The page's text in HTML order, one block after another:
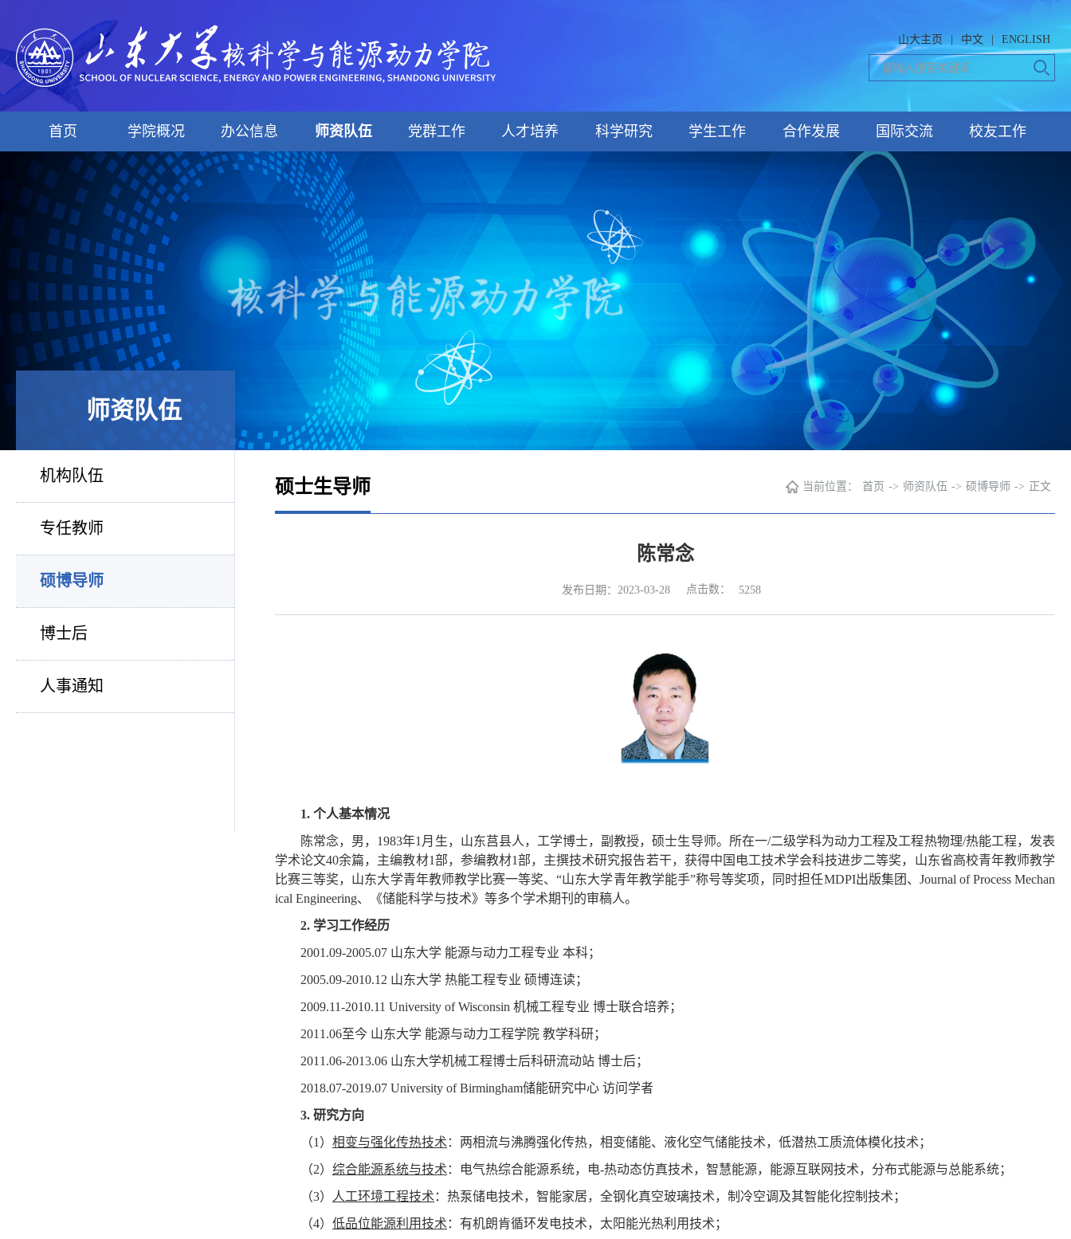
山大主页 中文 ENGLISH
首页 学院概况 办公信息 师资队伍 党群工作 人才培养 科学研究 学生工作 合作发展 国际交流 校友工作
师资队伍
机构队伍
专任教师
硕博导师
博士后
人事通知
硕士生导师 当前位置： 首页 -> 师资队伍 -> 硕博导师 -> 正文
陈常念
发布日期：2023-03-28 点击数： 5258
1. 个人基本情况
陈常念，男， 1983年1 月生，山东莒县人，工学博士，副教授，硕士生导师。所在一/二级学科为动力工程及工程热物理/热能工程，发表
学术论文40余篇，主编教材1部，参编教材1部，主撰技术研究报告若干，获得中国电工技术学会科技进步二等奖，山东省高校青年教师教学
比赛三等奖，山东大学青年教师教学比赛一等奖、“山东大学青年教学能手”称号等奖项，同时担任MDPI出版集团、 Journal of Process Mechan
ical Engineering、《储能科学与技术》等多个学术期刊的审稿人。
2. 学习工作经历
2001.09-2005.07 山东大学 能源与动力工程专业 本科；
2005.09-2010.12 山东大学 热能工程专业 硕博连读；
2009.11-2010.11 University of Wisconsin 机械工程专业 博士联合培养；
2011.06至今 山东大学 能源与动力工程学院 教学科研；
2011.06-2013.06 山东大学机械工程博士后科研流动站 博士后；
2018.07-2019.07 University of Birmingham储能研究中心 访问学者
3. 研究方向
（1 ） 相变与强化传热技术：两相流与沸腾强化传热，相变储能、液化空气储能技术，低潜热工质流体模化技术；
（2） 综合能源系统与技术：电气热综合能源系统，电-热动态仿真技术，智慧能源，能源互联网技术，分布式能源与总能系统；
（3） 人工环境工程技术：热泵储电技术，智能家居，全钢化真空玻璃技术，制冷空调及其智能化控制技术；
（4） 低品位能源利用技术：有机朗肯循环发电技术，太阳能光热利用技术；